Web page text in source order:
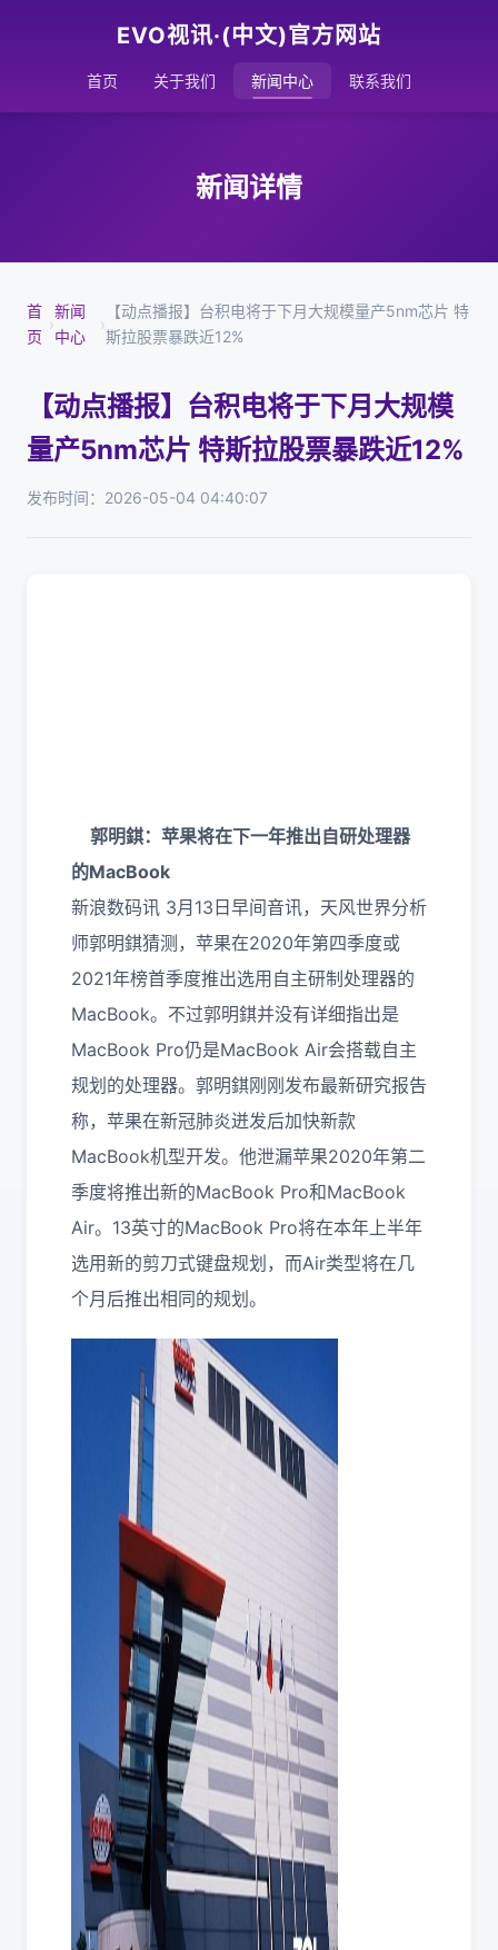
EVO视讯·(中文)官方网站
首页 关于我们 新闻中心 联系我们
新闻详情
首
页
›
新闻
中心
›
【动点播报】台积电将于下月大规模量产5nm芯片 特
斯拉股票暴跌近12%
【动点播报】台积电将于下月大规模
量产5nm芯片 特斯拉股票暴跌近12%
发布时间：2026-05-04 04:40:07
郭明錤：苹果将在下一年推出自研处理器
的MacBook
新浪数码讯 3月13日早间音讯，天风世界分析
师郭明錤猜测，苹果在2020年第四季度或
2021年榜首季度推出选用自主研制处理器的
MacBook。不过郭明錤并没有详细指出是
MacBook Pro仍是MacBook Air会搭载自主
规划的处理器。郭明錤刚刚发布最新研究报告
称，苹果在新冠肺炎迸发后加快新款
MacBook机型开发。他泄漏苹果2020年第二
季度将推出新的MacBook Pro和MacBook
Air。13英寸的MacBook Pro将在本年上半年
选用新的剪刀式键盘规划，而Air类型将在几
个月后推出相同的规划。